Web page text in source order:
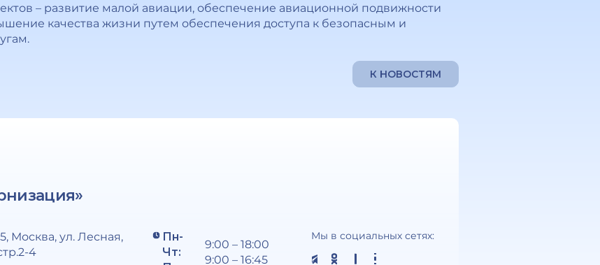
– развитие малой авиации, обеспечение авиационной подвижности
качества жизни путем обеспечения доступа к безопасным и
К НОВОСТЯМ
Москва, ул. Лесная,
4
Пн-
Чт:
9:00 – 18:00
9:00 – 16:45
Мы в социальных сетях: